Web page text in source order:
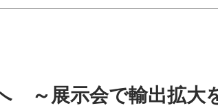
出展社“イチ推し”製品展示
ャラリー
～展示会で輸出拡大